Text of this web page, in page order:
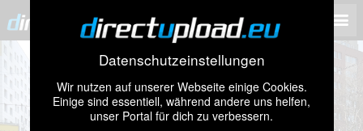
Datenschutzeinstellungen
Wir nutzen auf unserer Webseite einige Cookies.
Einige sind essentiell, während andere uns helfen,
unser Portal für dich zu verbessern.